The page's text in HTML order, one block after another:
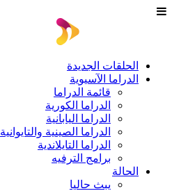
الحلقات الجديدة
الدراما الآسيوية
قائمة الدراما
الدراما الكورية
الدراما اليابانية
الدراما الصينية والتايوانية
الدراما التايلاندية
برامج الترفيه
الحالة
يبث حاليا